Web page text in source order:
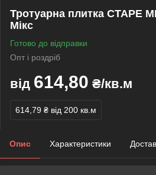
Тротуарна плитка СТАРЕ
Мікс
Готово до відправки
Опт і роздріб
від 614,80 ₴/кв.м
614,79 ₴ від 200 кв.м
Опис Характеристики